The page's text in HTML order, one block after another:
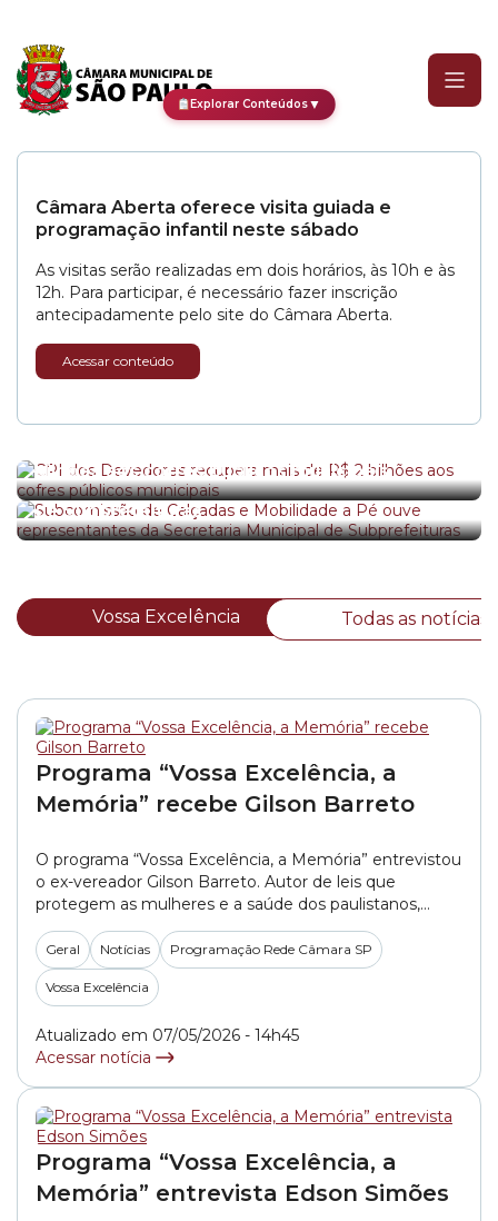
Explorar Conteúdos▼
Câmara Aberta oferece visita guiada e
programação infantil neste sábado
As visitas serão realizadas em dois horários, às 10h e às
12h. Para participar, é necessário fazer inscrição
antecipadamente pelo site do Câmara Aberta.
Acessar conteúdo
bilhões aos cofres públicos municipais
Subcomissão de Calçadas e Mobilidade a Pé
ouve representantes da Secretaria Municipal
de Subprefeituras
Vossa Excelência Todas as notícias
Programa “Vossa Excelência, a
Memória” recebe Gilson Barreto
O programa “Vossa Excelência, a Memória” entrevistou
o ex-vereador Gilson Barreto. Autor de leis que
protegem as mulheres e a saúde dos paulistanos,
Barreto teve passagens como suplente desde 1989. A
partir daí, foram oito mandatos até 2024. Para saber
mais sobre este bate-papo que aconteceu
diretamente do Plenário 1º de Maio da Câmara
Geral Notícias Programação Rede Câmara SP
Vossa Excelência
Atualizado em 07/05/2026 - 14h45
Acessar notícia
Programa “Vossa Excelência, a
Memória” entrevista Edson Simões